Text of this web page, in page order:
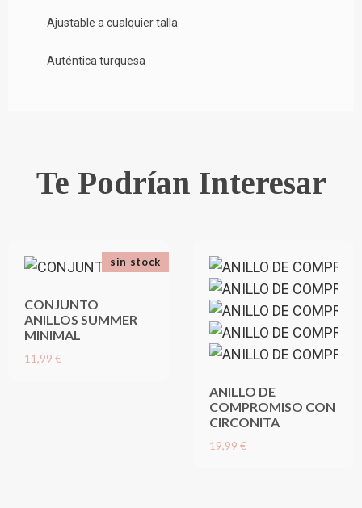
Ajustable a cualquier talla
Auténtica turquesa
Te Podrían Interesar
CONJUNTO
ANILLOS SUMMER
MINIMAL
11,99 €
sin stock
ANILLO DE
COMPROMISO CON
CIRCONITA
19,99 €